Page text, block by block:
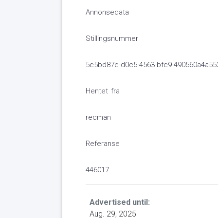
Annonsedata
Stillingsnummer
5e5bd87e-d0c5-4563-bfe9-
Hentet fra
recman
Referanse
446017
Advertised until:
Aug. 29, 2025